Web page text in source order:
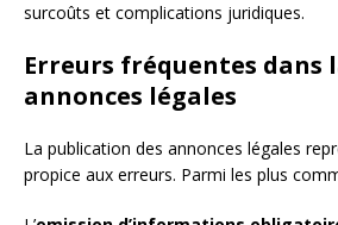
surcoûts et complications juridiques.
Erreurs fréquentes dans
annonces légales
La publication des annonces légales
propice aux erreurs. Parmi les plus